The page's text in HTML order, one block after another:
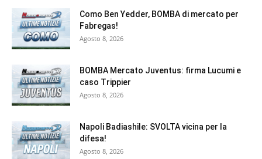
Como Ben Yedder, BOMBA di mercato per
Fabregas!
Agosto 8, 2026
BOMBA Mercato Juventus: firma Lucumi e
caso Trippier
Agosto 8, 2026
Napoli Badiashile: SVOLTA vicina per la
difesa!
Agosto 8, 2026